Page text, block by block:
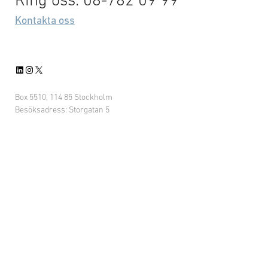
Kontakta oss
LinkedIn
Instagram
X
Box 5510, 114 85 Stockholm
Besöksadress: Storgatan 5